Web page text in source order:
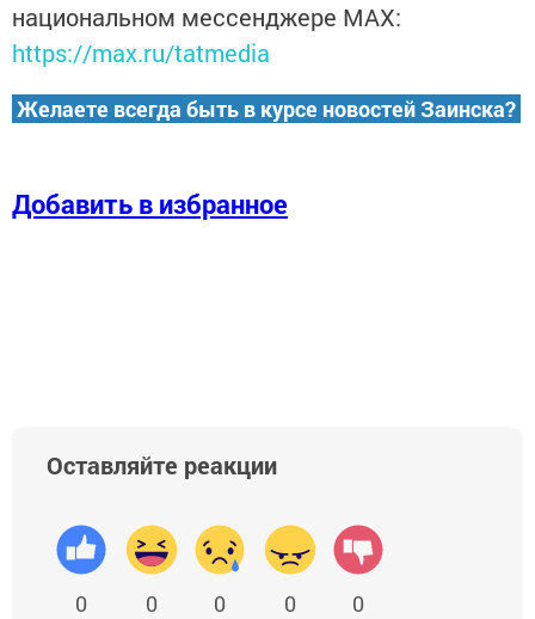
национальном мессенджере MАХ:
https://max.ru/tatmedia
Желаете всегда быть в курсе новостей Заинска?
Добавить в избранное
Оставляйте реакции
0 0 0 0 0